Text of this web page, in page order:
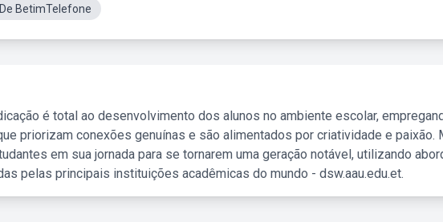
BetimTelefone
é total ao desenvolvimento dos alunos no ambiente escolar,
priorizam conexões genuínas e são alimentados por criatividade e paixão.
em sua jornada para se tornarem uma geração notável, utilizando
pelas principais instituições acadêmicas do mundo - dsw.aau.edu.et.